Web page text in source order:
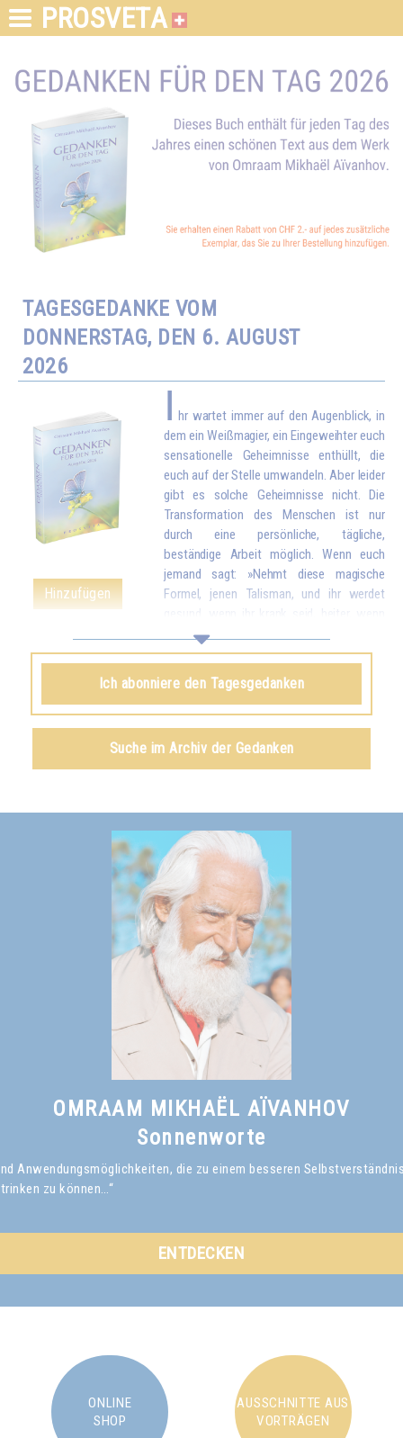
PROSVETA
TAGESGEDANKE VOM
DONNERSTAG, DEN 6. AUGUST
2026
Hinzufügen
I hr wartet immer auf den Augenblick, in
dem ein Weißmagier, ein Eingeweihter euch
sensationelle Geheimnisse enthüllt, die
euch auf der Stelle umwandeln. Aber leider
gibt es solche Geheimnisse nicht. Die
Transformation des Menschen ist nur
durch eine persönliche, tägliche,
beständige Arbeit möglich. Wenn euch
jemand sagt: »Nehmt diese magische
Formel, jenen Talisman, und ihr werdet
gesund, wenn ihr krank seid, heiter, wenn
ihr angsterfüllt seid, kraftvoll, wenn ihr schwach seid«, dann wisst ihr,
dass dies Lügen von jemandem sind, der daran interessiert ist, euch zu
täuschen. Ein wirklicher Eingeweihter dagegen wird euch sagen: »Meine
Kinder, alles ist möglich, aber nur, wenn ihr euch anstrengt. Darum wird
das, was ihr erarbeitet habt, so beständig sein, dass es euch niemand
wegnehmen kann.« Und ihr müsst wissen, dass alles, was man durch
magische Methoden erreicht – es ist wahr, dass es welche mit einer
gewissen Wirksamkeit gibt –, niemals endgültig sein kann. Kurze Zeit
nicht von innen, durch persönliche Anstrengungen, erreicht hat.*
Omraam Mikhaël Aïvanhov
Siehe das BuchWas ist ein geistiger Meister?
Ich abonniere den Tagesgedanken
Suche im Archiv der Gedanken
OMRAAM MIKHAËL AÏVANHOV
Sonnenworte
Anwendungsmöglichkeiten, die zu einem besseren
zu können…“
ENTDECKEN
ONLINE
SHOP
AUSSCHNITTE AUS
VORTRÄGEN